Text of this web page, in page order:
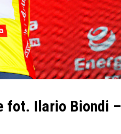
fot. Ilario Biondi –